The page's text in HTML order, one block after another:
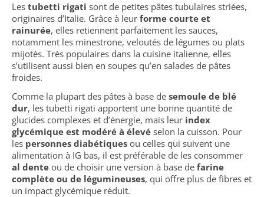
Les tubetti rigati sont de petites pâtes tubulaires striées,
originaires d’Italie. Grâce à leur forme courte et
rainurée, elles retiennent parfaitement les sauces,
notamment les minestrone, veloutés de légumes ou plats
mijotés. Très populaires dans la cuisine italienne, elles
s’utilisent aussi bien en soupes qu’en salades de pâtes
froides.
Comme la plupart des pâtes à base de semoule de blé
dur, les tubetti rigati apportent une bonne quantité de
glucides complexes et d’énergie, mais leur index
glycémique est modéré à élevé selon la cuisson. Pour
les personnes diabétiques ou celles qui suivent une
alimentation à IG bas, il est préférable de les consommer
al dente ou de choisir une version à base de farine
complète ou de légumineuses, qui offre plus de fibres et
un impact glycémique réduit.